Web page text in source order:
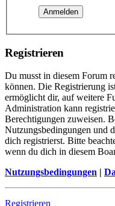
Registrieren
Du musst in diesem Forum
können. Die Registrierung
ermöglicht dir, auf weitere
Administration kann
Berechtigungen zuweisen.
Nutzungsbedingungen und
dich registrierst. Bitte
wenn du dich in diesem
Nutzungsbedingungen |
Registrieren